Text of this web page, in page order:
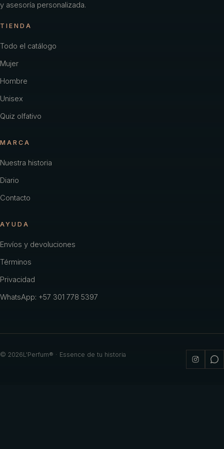
y asesoría personalizada.
TIENDA
Todo el catálogo
Mujer
Hombre
Unisex
Quiz olfativo
MARCA
Nuestra historia
Diario
Contacto
AYUDA
Envíos y devoluciones
Términos
Privacidad
WhatsApp: +57 301 778 5397
© 2026L'Perfum® · Essence de tu historia